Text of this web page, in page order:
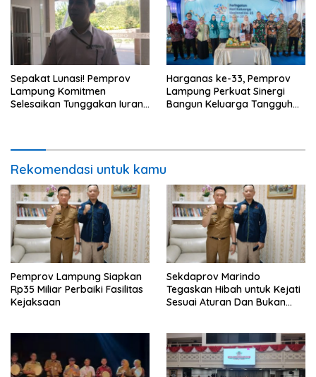
Sepakat Lunasi! Pemprov
Lampung Komitmen
Selesaikan Tunggakan Iuran
Harganas ke-33, Pemprov
Lampung Perkuat Sinergi
Bangun Keluarga Tangguh
Rekomendasi untuk kamu
Pemprov Lampung Siapkan
Rp35 Miliar Perbaiki Fasilitas
Kejaksaan
Sekdaprov Marindo
Tegaskan Hibah untuk Kejati
Sesuai Aturan Dan Bukan